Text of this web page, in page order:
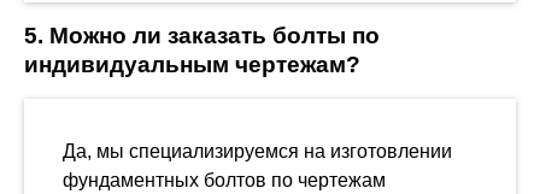
5. Можно ли заказать болты по
индивидуальным чертежам?
Да, мы специализируемся на изготовлении
фундаментных болтов по чертежам